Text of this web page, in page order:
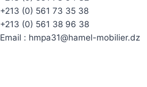
+213 (0) 561 73 35 38
+213 (0) 561 38 96 38
Email : hmpa31@hamel-mobilier.dz